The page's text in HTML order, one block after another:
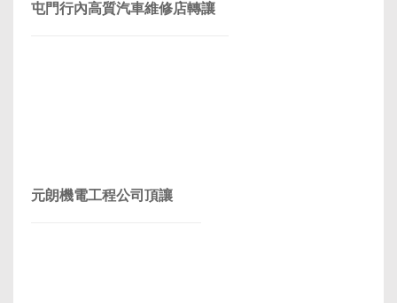
屯門行內高質汽車維修店轉讓
元朗機電工程公司頂讓